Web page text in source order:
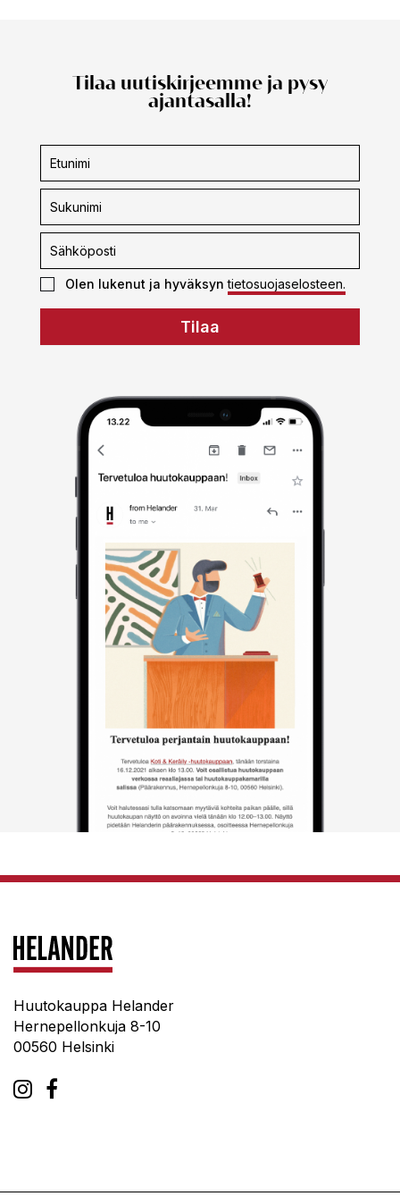
Tilaa uutiskirjeemme ja pysy
ajantasalla!
Uutiskirjeen
tilaus
Olen lukenut ja hyväksyntietosuojaselosteen.
Tilaa
Huutokauppa Helander
Hernepellonkuja 8-10
00560 Helsinki